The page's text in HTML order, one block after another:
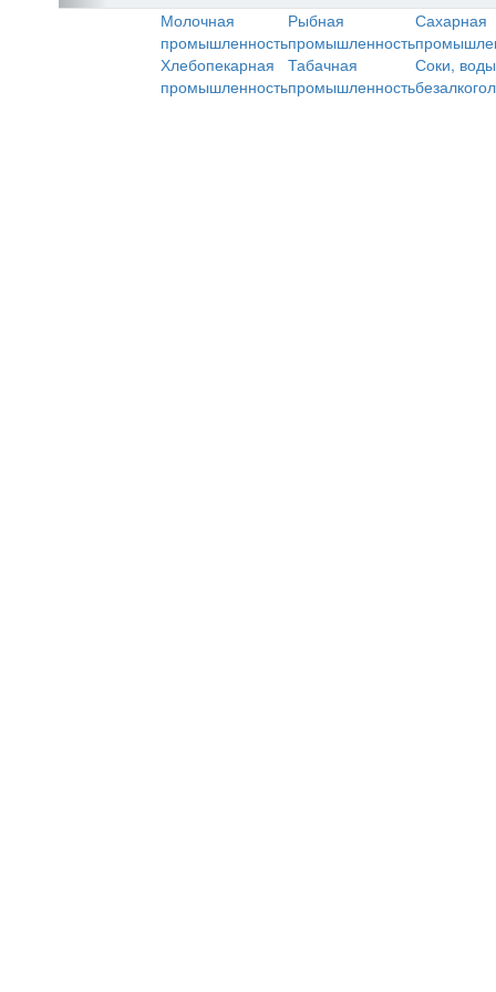
Молочная
промышленность
Рыбная
промышленность
Сахарная
Хлебопекарная
промышленность
Табачная
промышленность
Соки,